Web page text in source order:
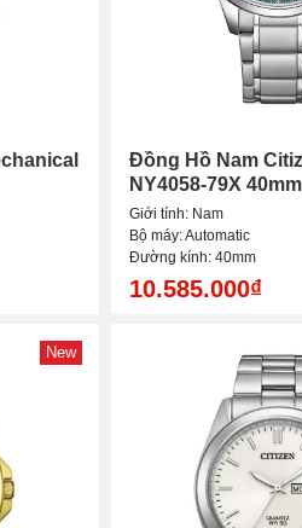
Đồng Hồ Nam
NY4058-79X 40mm
Giới tính: Nam
Bộ máy: Automatic
Đường kính: 40mm
10.585.000₫
New